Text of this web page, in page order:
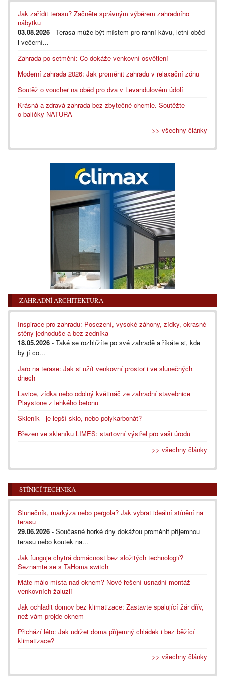
Jak zařídit terasu? Začněte správným výběrem zahradního
nábytku
03.08.2026 - Terasa může být místem pro ranní kávu, letní oběd
i večerní...
Zahrada po setmění: Co dokáže venkovní osvětlení
Moderní zahrada 2026: Jak proměnit zahradu v relaxační zónu
Soutěž o voucher na oběd pro dva v Levandulovém údolí
Krásná a zdravá zahrada bez zbytečné chemie. Soutěžte
o balíčky NATURA
>> všechny články
ZAHRADNÍ ARCHITEKTURA
Inspirace pro zahradu: Posezení, vysoké záhony, zídky, okrasné
stěny jednoduše a bez zedníka
18.05.2026 - Také se rozhlížíte po své zahradě a říkáte si, kde
by jí co...
Jaro na terase: Jak si užít venkovní prostor i ve slunečných
dnech
Lavice, zídka nebo odolný květináč ze zahradní stavebnice
Playstone z lehkého betonu
Skleník - je lepší sklo, nebo polykarbonát?
Březen ve skleníku LIMES: startovní výstřel pro vaši úrodu
>> všechny články
STÍNICÍ TECHNIKA
Slunečník, markýza nebo pergola? Jak vybrat ideální stínění na
terasu
29.06.2026 - Současné horké dny dokážou proměnit příjemnou
terasu nebo koutek na...
Jak funguje chytrá domácnost bez složitých technologií?
Seznamte se s TaHoma switch
Máte málo místa nad oknem? Nové řešení usnadní montáž
venkovních žaluzií
Jak ochladit domov bez klimatizace: Zastavte spalující žár dřív,
než vám projde oknem
Přichází léto: Jak udržet doma příjemný chládek i bez běžící
klimatizace?
>> všechny články